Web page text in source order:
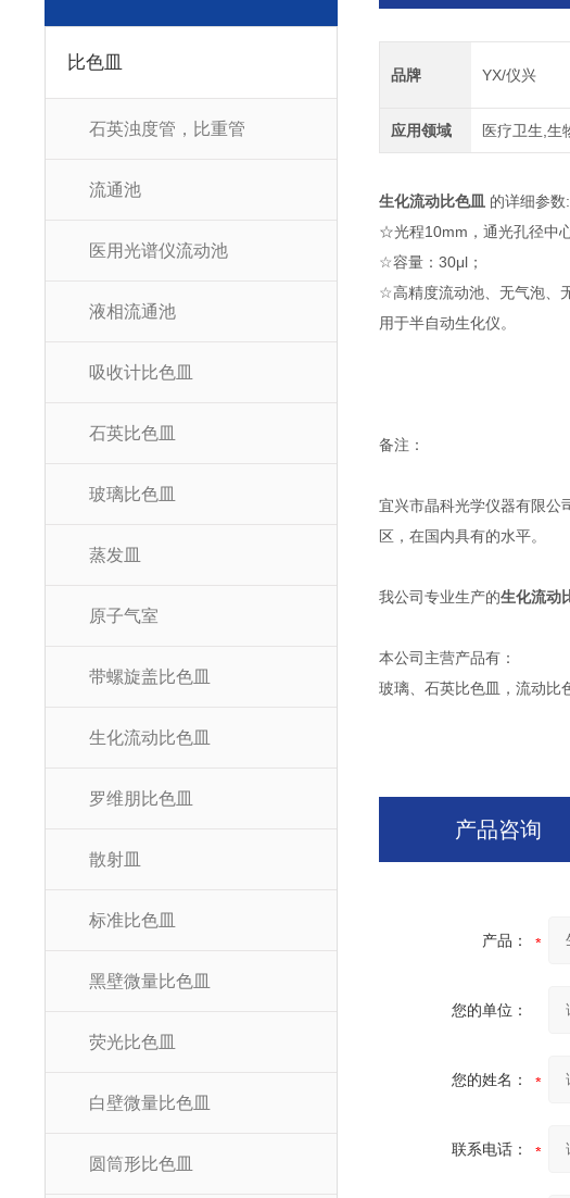
比色皿
石英浊度管，比重管
流通池
医用光谱仪流动池
液相流通池
吸收计比色皿
石英比色皿
玻璃比色皿
蒸发皿
原子气室
带螺旋盖比色皿
生化流动比色皿
罗维朋比色皿
散射皿
标准比色皿
黑壁微量比色皿
荧光比色皿
白壁微量比色皿
圆筒形比色皿
品牌 YX/仪兴
应用领域 医疗卫生,生
生化流动比色皿 的详细参数:
☆光程10mm，通光孔径中
☆容量：30μl；
☆高精度流动池、无气泡、
用于半自动生化仪。
备注：
宜兴市晶科光学仪器有限公
区，在国内具有的水平。
我公司专业生产的生化流动
本公司主营产品有：
玻璃、石英比色皿，流动比
产品咨询
产品：
您的单位：
您的姓名：
联系电话：